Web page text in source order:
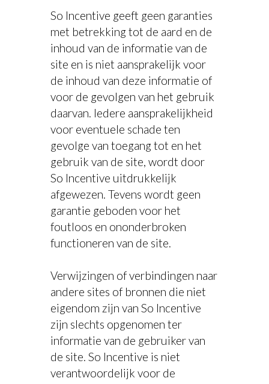
So Incentive geeft geen garanties
met betrekking tot de aard en de
inhoud van de informatie van de
site en is niet aansprakelijk voor
de inhoud van deze informatie of
voor de gevolgen van het gebruik
daarvan. Iedere aansprakelijkheid
voor eventuele schade ten
gevolge van toegang tot en het
gebruik van de site, wordt door
So Incentive uitdrukkelijk
afgewezen. Tevens wordt geen
garantie geboden voor het
foutloos en ononderbroken
functioneren van de site.
Verwijzingen of verbindingen naar
andere sites of bronnen die niet
eigendom zijn van So Incentive
zijn slechts opgenomen ter
informatie van de gebruiker van
de site. So Incentive is niet
verantwoordelijk voor de